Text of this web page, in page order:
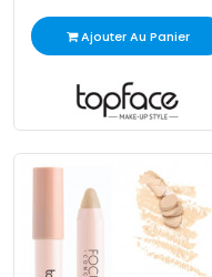
Ajouter Au Panier